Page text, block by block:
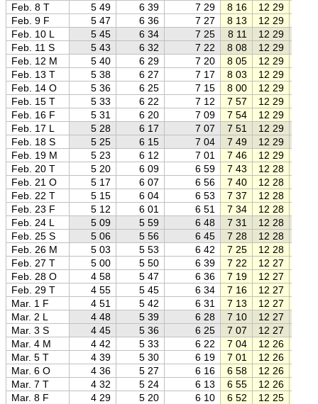
Feb. 8 T
5 49 6 39 7 29 8 16 12 29
Feb. 9 F
5 47 6 36 7 27 8 13 12 29
Feb. 10 L
5 45 6 34 7 25 8 11 12 29
Feb. 11 S
5 43 6 32 7 22 8 08 12 29
Feb. 12 M
5 40 6 29 7 20 8 05 12 29
Feb. 13 T
5 38 6 27 7 17 8 03 12 29
Feb. 14 O
5 36 6 25 7 15 8 00 12 29
Feb. 15 T
5 33 6 22 7 12 7 57 12 29
Feb. 16 F
5 31 6 20 7 09 7 54 12 29
Feb. 17 L
5 28 6 17 7 07 7 51 12 29
Feb. 18 S
5 25 6 15 7 04 7 49 12 29
Feb. 19 M
5 23 6 12 7 01 7 46 12 29
Feb. 20 T
5 20 6 09 6 59 7 43 12 28
Feb. 21 O
5 17 6 07 6 56 7 40 12 28
Feb. 22 T
5 15 6 04 6 53 7 37 12 28
Feb. 23 F
5 12 6 01 6 51 7 34 12 28
Feb. 24 L
5 09 5 59 6 48 7 31 12 28
Feb. 25 S
5 06 5 56 6 45 7 28 12 28
Feb. 26 M
5 03 5 53 6 42 7 25 12 28
Feb. 27 T
5 00 5 50 6 39 7 22 12 27
Feb. 28 O
4 58 5 47 6 36 7 19 12 27
Feb. 29 T
4 55 5 45 6 34 7 16 12 27
Mar. 1 F
4 51 5 42 6 31 7 13 12 27
Mar. 2 L
4 48 5 39 6 28 7 10 12 27
Mar. 3 S
4 45 5 36 6 25 7 07 12 27
Mar. 4 M
4 42 5 33 6 22 7 04 12 26
Mar. 5 T
4 39 5 30 6 19 7 01 12 26
Mar. 6 O
4 36 5 27 6 16 6 58 12 26
Mar. 7 T
4 32 5 24 6 13 6 55 12 26
Mar. 8 F
4 29 5 20 6 10 6 52 12 25